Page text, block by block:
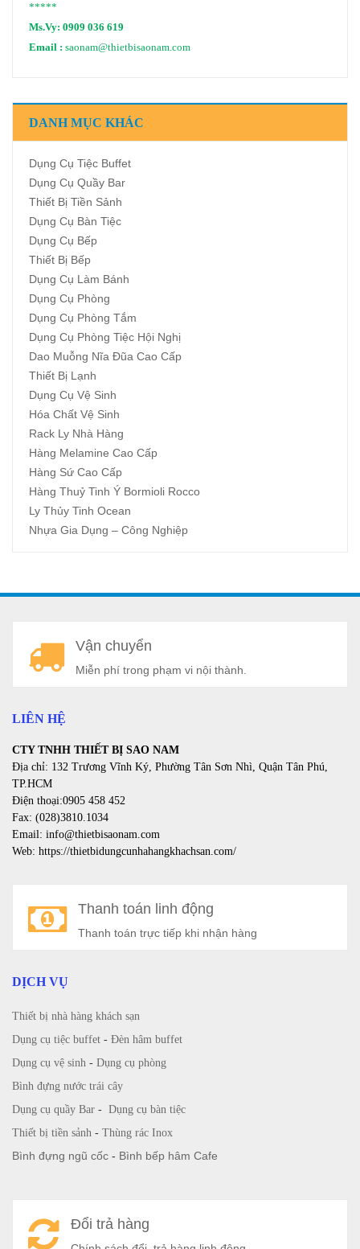
*****
Ms.Vy: 0909 036 619
Email : saonam@thietbisaonam.com
DANH MỤC KHÁC
Dụng Cụ Tiệc Buffet
Dụng Cụ Quầy Bar
Thiết Bị Tiền Sảnh
Dụng Cụ Bàn Tiệc
Dụng Cụ Bếp
Thiết Bị Bếp
Dụng Cụ Làm Bánh
Dụng Cụ Phòng
Dụng Cụ Phòng Tắm
Dụng Cụ Phòng Tiệc Hội Nghị
Dao Muỗng Nĩa Đũa Cao Cấp
Thiết Bị Lạnh
Dụng Cụ Vệ Sinh
Hóa Chất Vệ Sinh
Rack Ly Nhà Hàng
Hàng Melamine Cao Cấp
Hàng Sứ Cao Cấp
Hàng Thuỷ Tinh Ý Bormioli Rocco
Ly Thủy Tinh Ocean
Nhựa Gia Dụng – Công Nghiệp
Vận chuyển
Miễn phí trong phạm vi nội thành.
LIÊN HỆ
CTY TNHH THIẾT BỊ SAO NAM
Địa chỉ: 132 Trương Vĩnh Ký, Phường Tân Sơn Nhì, Quận Tân Phú,
TP.HCM
Điện thoại:0905 458 452
Fax: (028)3810.1034
Email: info@thietbisaonam.com
Web: https://thietbidungcunhahangkhachsan.com/
Thanh toán linh động
Thanh toán trực tiếp khi nhận hàng
DỊCH VỤ
Thiết bị nhà hàng khách sạn
Dụng cụ tiệc buffet - Đèn hâm buffet
Dụng cụ vệ sinh - Dụng cụ phòng
Bình đựng nước trái cây
Dụng cụ quầy Bar - Dụng cụ bàn tiệc
Thiết bị tiền sảnh - Thùng rác Inox
Bình đựng ngũ cốc - Bình bếp hâm Cafe
Đổi trả hàng